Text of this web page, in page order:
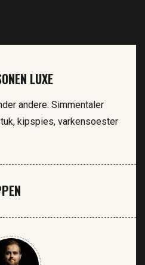
LUXE
andere: Simmentaler
kipspies, varkensoester